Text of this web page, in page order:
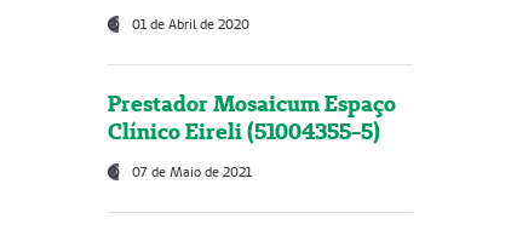
01 de Abril de 2020
Prestador Mosaicum Espaço
Clínico Eireli (51004355-5)
07 de Maio de 2021